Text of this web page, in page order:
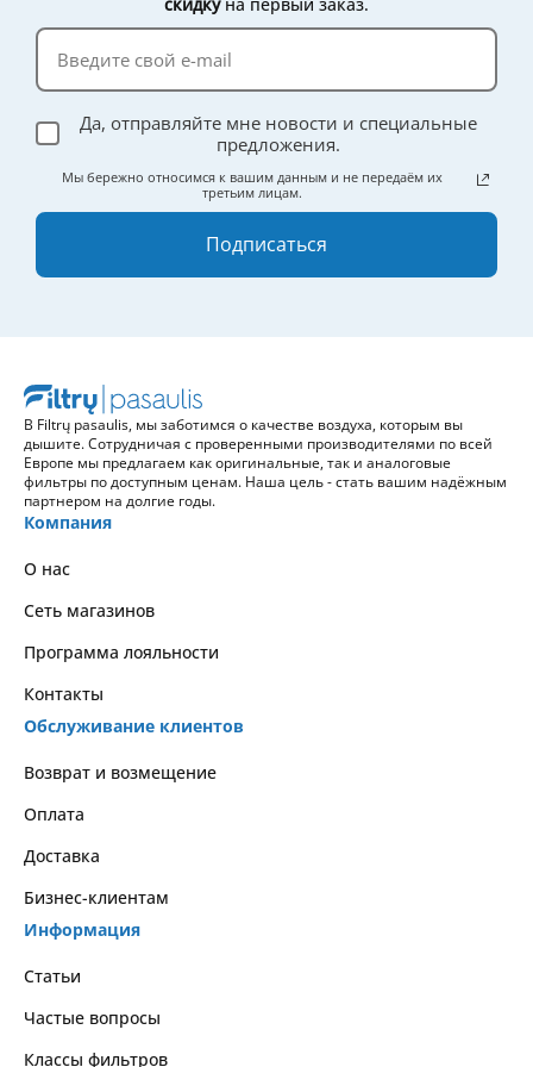
Да, отправляйте мне новости и специальные
предложения.
Мы бережно относимся к вашим данным и не передаём их
третьим лицам.
Подписаться
В Filtrų pasaulis, мы заботимся о качестве воздуха, которым вы
дышите. Сотрудничая с проверенными производителями по всей
Европе мы предлагаем как оригинальные, так и аналоговые
фильтры по доступным ценам. Наша цель - стать вашим надёжным
партнером на долгие годы.
Компания
О нас
Сеть магазинов
Программа лояльности
Контакты
Обслуживание клиентов
Возврат и возмещение
Оплата
Доставка
Бизнес-клиентам
Информация
Статьи
Частые вопросы
Классы фильтров